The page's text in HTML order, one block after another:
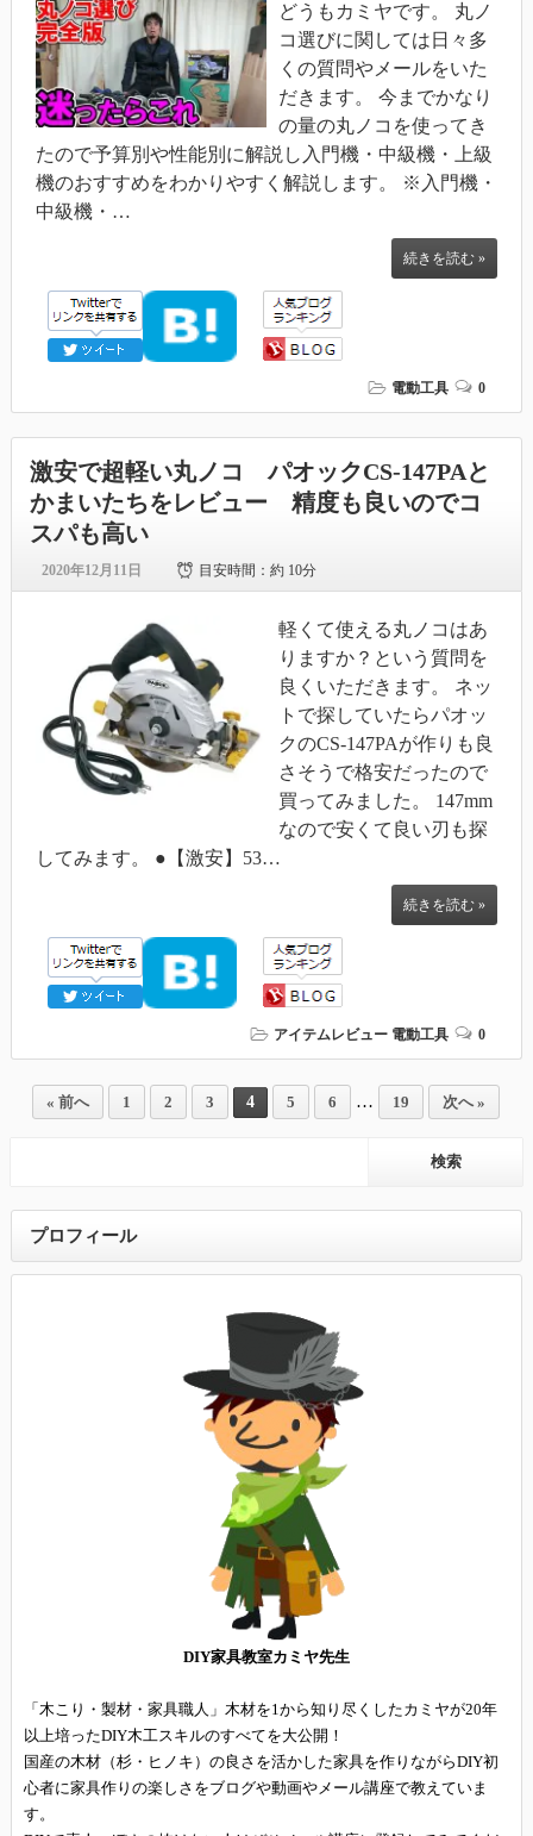
どうもカミヤです。 丸ノ
コ選びに関しては日々多
くの質問やメールをいた
だきます。 今までかなり
の量の丸ノコを使ってき
たので予算別や性能別に解説し入門機・中級機・上級
機のおすすめをわかりやすく解説します。 ※入門機・
中級機・…
続きを読む »
電動工具 0
激安で超軽い丸ノコ パオックCS-147PAと
かまいたちをレビュー 精度も良いのでコ
スパも高い
2020年12月11日 目安時間：約 10分
軽くて使える丸ノコはあ
りますか？という質問を
良くいただきます。 ネッ
トで探していたらパオッ
クのCS-147PAが作りも良
さそうで格安だったので
買ってみました。 147mm
なので安くて良い刃も探
してみます。 ●【激安】53…
続きを読む »
アイテムレビュー 電動工具 0
« 前へ 1 2 3 4 5 6 … 19 次へ »
プロフィール
DIY家具教室カミヤ先生
「木こり・製材・家具職人」木材を1から知り尽くしたカミヤが20年
以上培ったDIY木工スキルのすべてを大公開！
国産の木材（杉・ヒノキ）の良さを活かした家具を作りながらDIY初
心者に家具作りの楽しさをブログや動画やメール講座で教えていま
す。